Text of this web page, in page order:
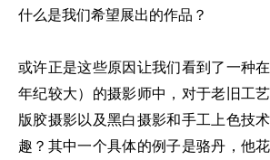
什么是我们希望展出的作品？
或许正是这些原因让我们看到了一种
年纪较大）的摄影师中，对于老旧工
版胶摄影以及黑白摄影和手工上色技
趣？其中一个具体的例子是骆丹，他